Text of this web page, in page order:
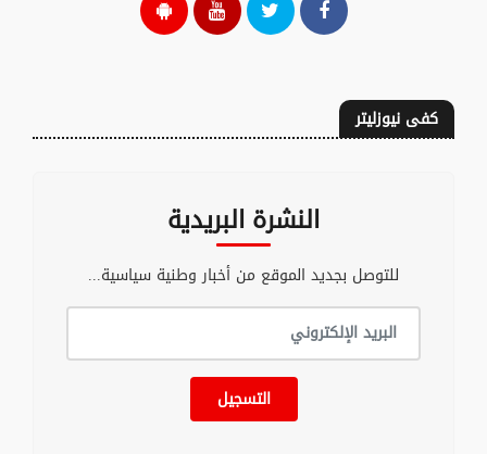
كفى نيوزليتر
النشرة البريدية
للتوصل بجديد الموقع من أخبار وطنية سياسية...
التسجيل